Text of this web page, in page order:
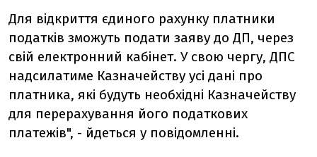
Для відкриття єдиного рахунку платники
податків зможуть подати заяву до ДП, через
свій електронний кабінет. У свою чергу, ДПС
надсилатиме Казначейству усі дані про
платника, які будуть необхідні Казначейству
для перерахування його податкових
платежів", - йдеться у повідомленні.